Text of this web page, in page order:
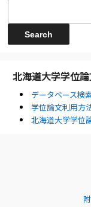
北海道大学学位
データベース検
学位論文利用方
北海道大学学位